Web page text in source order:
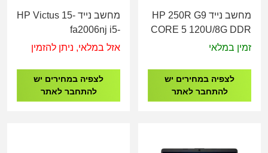
מחשב נייד HP 250R G9
CORE 5 120U/8G DDR
4 /512G/15.6"/3Y
זמין במלאי
לצפיה במחירים יש
להתחבר לאתר
מחשב נייד HP Victus 15-
fa2006nj i5-
16GB/512GB/RTX
IPS/DOS/SILVER/3YO
BM2S4EA
אזל במלאי, ניתן להזמין
לצפיה במחירים יש
להתחבר לאתר